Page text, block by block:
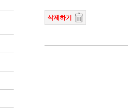
삭제하기